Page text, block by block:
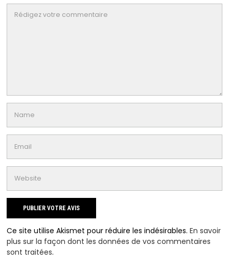
Ce site utilise Akismet pour réduire les indésirables.En savoir
plus sur la façon dont les données de vos commentaires
sont traitées.